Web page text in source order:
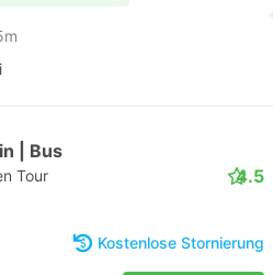
| Bus
Tour 4.5
Kostenlose Stornierung